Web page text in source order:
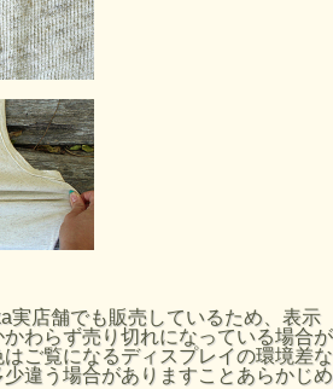
実店舗でも販売しているため、表示
わらず売り切れになっている場合が
ご覧になるディスプレイの環境差な
違う場合がありますことあらかじめ